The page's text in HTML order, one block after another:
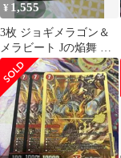
¥ 1,555
3枚 ジョギメラゴン＆
メラビート Jの焔舞 金
シークレット 25th